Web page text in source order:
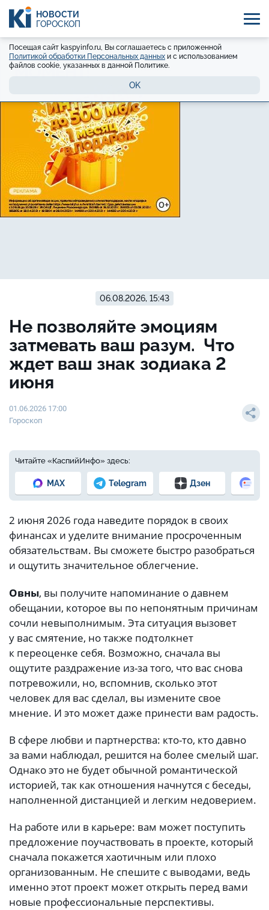
НОВОСТИ
ГОРОСКОП
Посещая сайт kaspyinfo.ru, Вы соглашаетесь с приложенной
Политикой обработки Персональных данных и с использованием
файлов cookie, указанных в данной Политике.
OK
06.08.2026, 15:43
Не позволяйте эмоциям
затмевать ваш разум. Что
ждет ваш знак зодиака 2
июня
01.06.2026 17:00
Гороскоп
Читайте «КаспийИнфо» здесь:
MAX Telegram Дзен
2 июня 2026 года наведите порядок в своих
финансах и уделите внимание просроченным
обязательствам. Вы сможете быстро разобраться
и ощутить значительное облегчение.
Овны, вы получите напоминание о давнем
обещании, которое вы по непонятным причинам
сочли невыполнимым. Эта ситуация вызовет
у вас смятение, но также подтолкнет
к переоценке себя. Возможно, сначала вы
ощутите раздражение из-за того, что вас снова
потревожили, но, вспомнив, сколько этот
человек для вас сделал, вы измените свое
мнение. И это может даже принести вам радость.
В сфере любви и партнерства: кто-то, кто давно
за вами наблюдал, решится на более смелый шаг.
Однако это не будет обычной романтической
историей, так как отношения начнутся с беседы,
наполненной дистанцией и легким недоверием.
На работе или в карьере: вам может поступить
предложение поучаствовать в проекте, который
сначала покажется хаотичным или плохо
организованным. Не спешите с выводами, ведь
именно этот проект может открыть перед вами
новые профессиональные перспективы.